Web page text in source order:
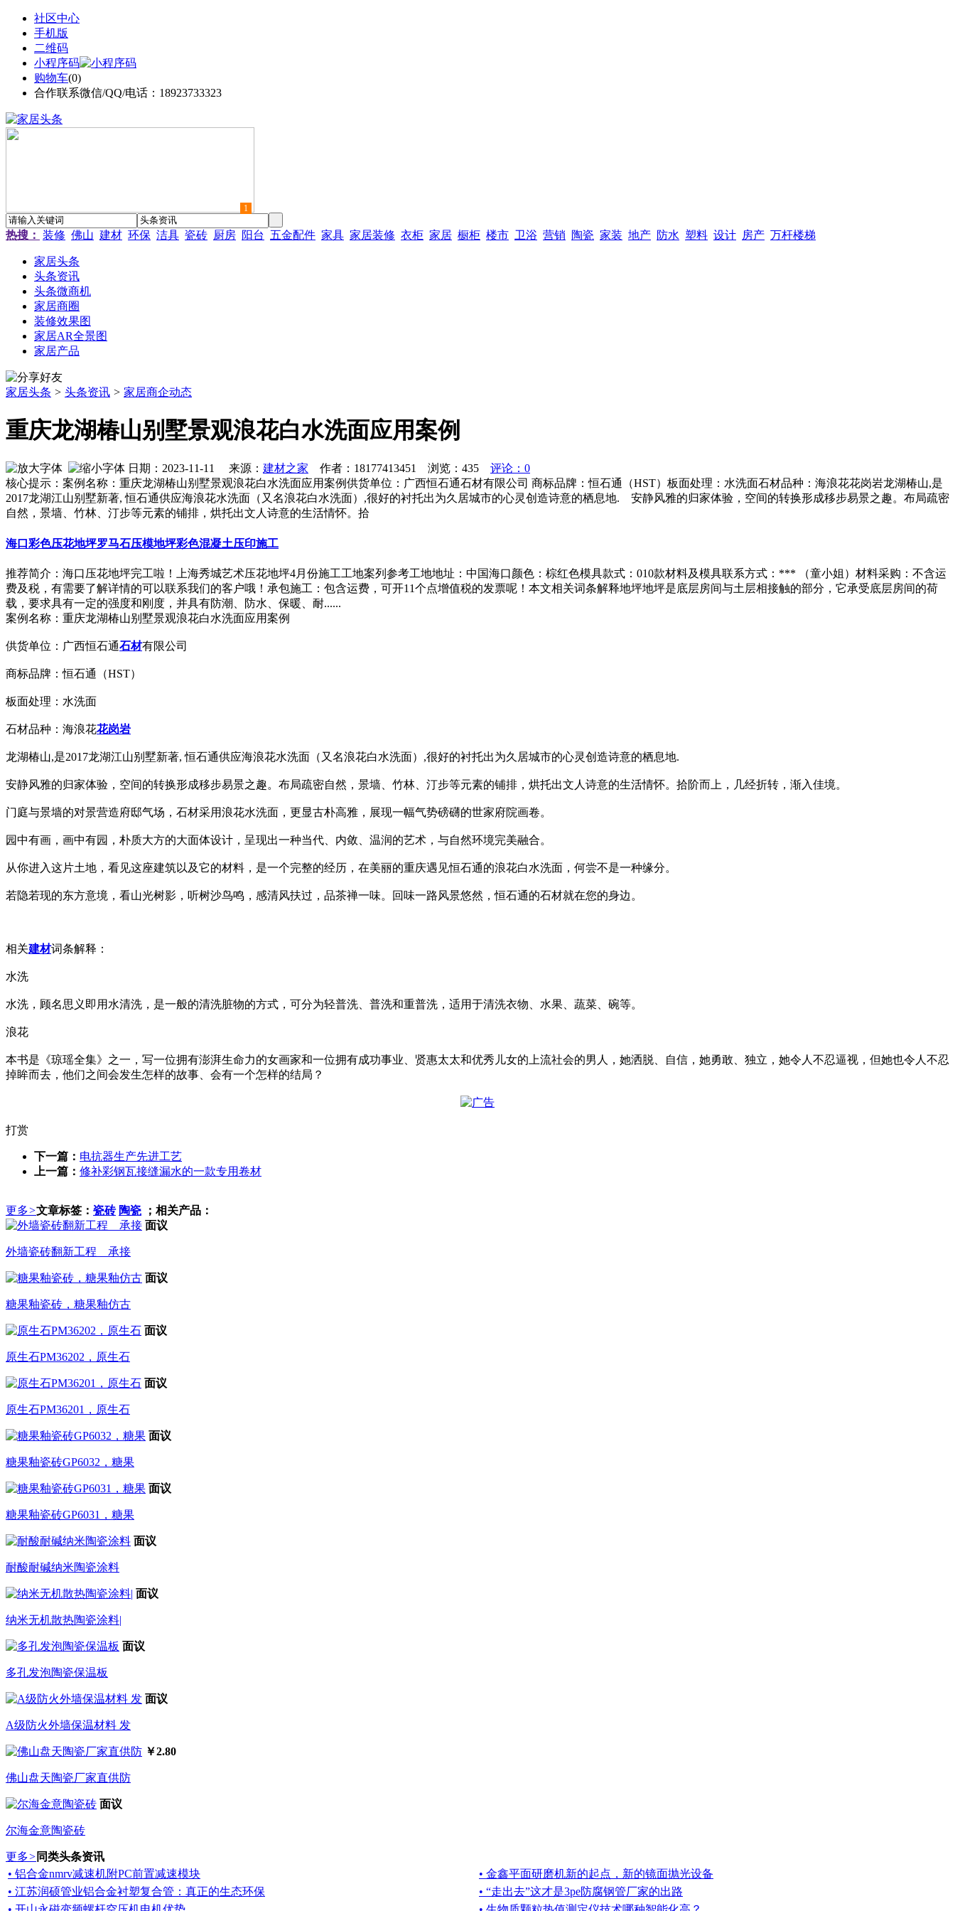
社区中心
手机版
二维码
小程序码
购物车(0)
合作联系微信/QQ/电话：18923733323
1
热搜： 装修 佛山 建材 环保 洁具 瓷砖 厨房 阳台 五金配件 家具 家居装修 衣柜 家居 橱柜 楼市 卫浴 营销 陶瓷 家装 地产 防水 塑料 设计 房产 万杆楼梯
家居头条
头条资讯
头条微商机
家居商圈
装修效果图
家居AR全景图
家居产品
家居头条 > 头条资讯 > 家居商企动态
重庆龙湖椿山别墅景观浪花白水洗面应用案例
日期：2023-11-11 来源： 建材之家 作者：18177413451 浏览： 435
评论：0
核心提示：案例名称：重庆龙湖椿山别墅景观浪花白水洗面应用案例供货单位：广西恒石通石材有限公司 商标品牌：恒石通（HST）板面处理：水洗面石材品种：海浪花花岗岩龙湖椿山,是
2017龙湖江山别墅新著, 恒石通供应海浪花水洗面（又名浪花白水洗面）,很好的衬托出为久居城市的心灵创造诗意的栖息地. 安静风雅的归家体验，空间的转换形成移步易景之趣。布局疏密
自然，景墙、竹林、汀步等元素的铺排，烘托出文人诗意的生活情怀。拾
海口彩色压花地坪罗马石压模地坪彩色混凝土压印施工
推荐简介：海口压花地坪完工啦！上海秀城艺术压花地坪4月份施工工地案列参考工地地址：中国海口颜色：棕红色模具款式：010款材料及模具联系方式：*** （童小姐）材料采购：不含运
费及税，有需要了解详情的可以联系我们的客户哦！承包施工：包含运费，可开11个点增值税的发票呢！本文相关词条解释地坪地坪是底层房间与土层相接触的部分，它承受底层房间的荷
载，要求具有一定的强度和刚度，并具有防潮、防水、保暖、耐......
案例名称：重庆龙湖椿山别墅景观浪花白水洗面应用案例
供货单位：广西恒石通石材有限公司
商标品牌：恒石通（HST）
板面处理：水洗面
石材品种：海浪花花岗岩
龙湖椿山,是2017龙湖江山别墅新著, 恒石通供应海浪花水洗面（又名浪花白水洗面）,很好的衬托出为久居城市的心灵创造诗意的栖息地.
安静风雅的归家体验，空间的转换形成移步易景之趣。布局疏密自然，景墙、竹林、汀步等元素的铺排，烘托出文人诗意的生活情怀。拾阶而上，几经折转，渐入佳境。
门庭与景墙的对景营造府邸气场，石材采用浪花水洗面，更显古朴高雅，展现一幅气势磅礴的世家府院画卷。
园中有画，画中有园，朴质大方的大面体设计，呈现出一种当代、内敛、温润的艺术，与自然环境完美融合。
从你进入这片土地，看见这座建筑以及它的材料，是一个完整的经历，在美丽的重庆遇见恒石通的浪花白水洗面，何尝不是一种缘分。
若隐若现的东方意境，看山光树影，听树沙鸟鸣，感清风扶过，品茶禅一味。回味一路风景悠然，恒石通的石材就在您的身边。
相关建材词条解释：
水洗
水洗，顾名思义即用水清洗，是一般的清洗脏物的方式，可分为轻普洗、普洗和重普洗，适用于清洗衣物、水果、蔬菜、碗等。
浪花
本书是《琼瑶全集》之一，写一位拥有澎湃生命力的女画家和一位拥有成功事业、贤惠太太和优秀儿女的上流社会的男人，她洒脱、自信，她勇敢、独立，她令人不忍逼视，但她也令人不忍
掉眸而去，他们之间会发生怎样的故事、会有一个怎样的结局？
打赏
下一篇： 电抗器生产先进工艺
上一篇： 修补彩钢瓦接缝漏水的一款专用卷材
更多>文章标签： 瓷砖 陶瓷 ；相关产品：
面议
外墙瓷砖翻新工程 承接
面议
糖果釉瓷砖，糖果釉仿古
面议
原生石PM36202，原生石
面议
原生石PM36201，原生石
面议
糖果釉瓷砖GP6032，糖果
面议
糖果釉瓷砖GP6031，糖果
面议
耐酸耐碱纳米陶瓷涂料
面议
纳米无机散热陶瓷涂料|
面议
多孔发泡陶瓷保温板
面议
A级防火外墙保温材料 发
￥2.80
佛山盘天陶瓷厂家直供防
面议
尔海金意陶瓷砖
更多> 同类头条资讯
• 铝合金nmrv减速机附PC前置减速模块
• 金鑫平面研磨机新的起点，新的镜面抛光设备
• 江苏润硕管业铝合金衬塑复合管：真正的生态环保
• “走出去”这才是3pe防腐钢管厂家的出路